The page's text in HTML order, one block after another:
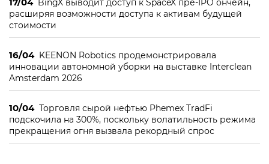
BingX выводит доступ к SpaceX пре-IPO ончейн,
расширяя возможности доступа к активам будущей
стоимости
16/04 KEENON Robotics продемонстрировала
инновации автономной уборки на выставке Interclean
Amsterdam 2026
10/04 Торговля сырой нефтью Phemex TradFi
подскочила на 300%, поскольку волатильность режима
прекращения огня вызвала рекордный спрос